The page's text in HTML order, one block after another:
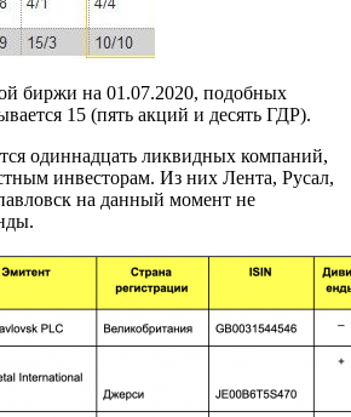
биржи на 01.07.2020, подобных
15 (пять акций и десять ГДР).
одиннадцать ликвидных компаний,
инвесторам. Из них Лента, Русал,
на данный момент не